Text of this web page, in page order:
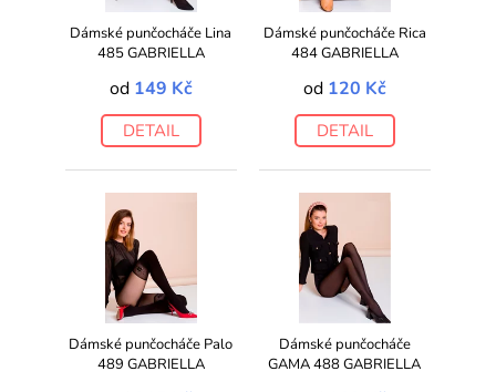
Dámské punčocháče Lina
485 GABRIELLA
od 149 Kč
DETAIL
Dámské punčocháče Rica
484 GABRIELLA
od 120 Kč
DETAIL
Dámské punčocháče Palo
489 GABRIELLA
Dámské punčocháče
GAMA 488 GABRIELLA